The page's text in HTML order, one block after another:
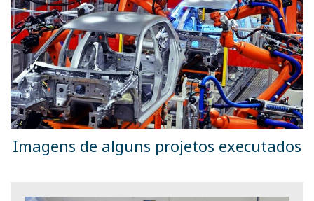
Imagens de alguns projetos executados